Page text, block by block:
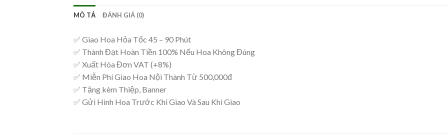
MÔ TẢ ĐÁNH GIÁ (0)
✅ Giao Hoa Hỏa Tốc 45 – 90 Phút
✅ Thành Đạt Hoàn Tiền 100% Nếu Hoa Không Đúng
✅ Xuất Hóa Đơn VAT (+8%)
✅ Miễn Phí Giao Hoa Nội Thành Từ 500,000đ
✅ Tặng kèm Thiệp, Banner
✅ Gửi Hình Hoa Trước Khi Giao Và Sau Khi Giao